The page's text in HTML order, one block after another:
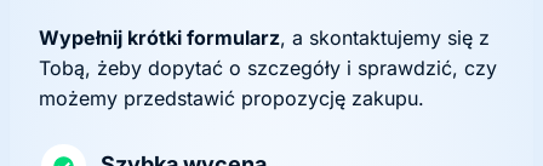
Wypełnij krótki formularz, a skontaktujemy się z
Tobą, żeby dopytać o szczegóły i sprawdzić, czy
możemy przedstawić propozycję zakupu.